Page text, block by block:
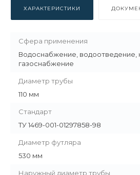
ХАРАКТЕРИСТИКИ
Сфера применения
Водоснабжение, водоотведение,
газоснабжение
Диаметр трубы
110 мм
Стандарт
ТУ 1469-001-01297858-98
Диаметр футляра
530 мм
Наружный диаметр трубы